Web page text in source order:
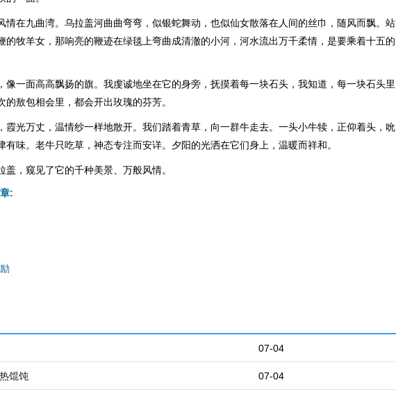
情在九曲湾。乌拉盖河曲曲弯弯，似银蛇舞动，也似仙女散落在人间的丝巾，随风而飘。站
的牧羊女，那响亮的鞭迹在绿毯上弯曲成清澈的小河，河水流出万千柔情，是要乘着十五的
像一面高高飘扬的旗。我虔诚地坐在它的身旁，抚摸着每一块石头，我知道，每一块石头里
的敖包相会里，都会开出玫瑰的芬芳。
霞光万丈，温情纱一样地散开。我们踏着青草，向一群牛走去。一头小牛犊，正仰着头，吮
有味。老牛只吃草，神态专注而安详。夕阳的光洒在它们身上，温暖而祥和。
盖，窥见了它的千种美景、万般风情。
:
07-04
07-04
馄饨